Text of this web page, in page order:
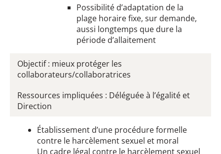
Possibilité d’adaptation de la
plage horaire fixe, sur demande,
aussi longtemps que dure la
période d’allaitement
Objectif : mieux protéger les
collaborateurs/collaboratrices
Ressources impliquées : Déléguée à l’égalité et
Direction
Établissement d’une procédure formelle
contre le harcèlement sexuel et moral
Un cadre légal contre le harcèlement sexuel